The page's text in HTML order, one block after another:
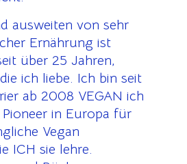
ausweiten von sehr
Ernährung ist
über 25 Jahren,
ich liebe. Ich bin seit
ab 2008 VEGAN ich
in Europa für
Vegan
ICH sie lehre.